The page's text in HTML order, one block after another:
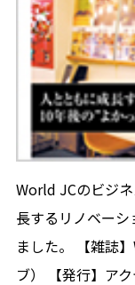
World JCのビジ
長するリノベー
ました。 【雑誌
ブ） 【発行】ア